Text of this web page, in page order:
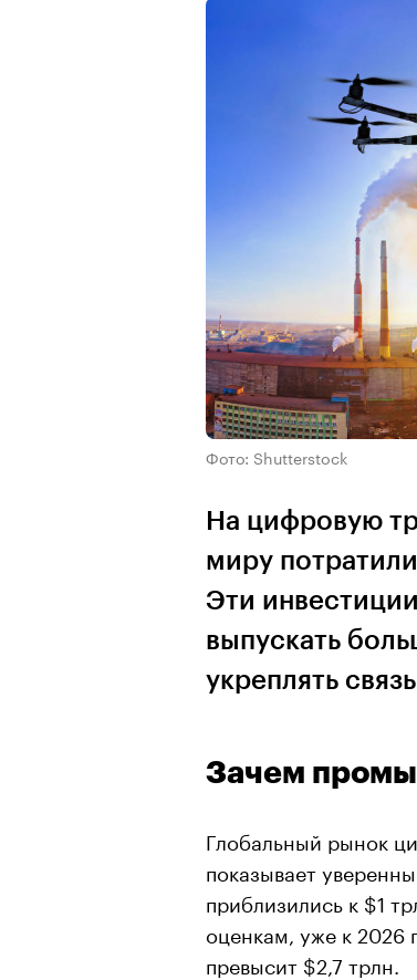
Фото: Shutterstock
На цифровую
миру
Эти
выпускать
укреплять
Зачем
Глобальный рынок
показывает
приблизились к $1
оценкам, уже к 2026
превысит $2,7 трлн.